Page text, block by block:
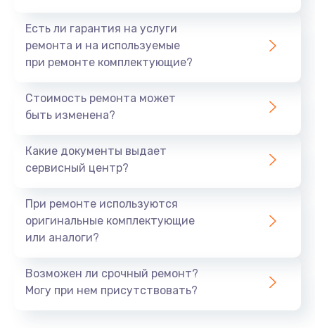
Есть ли гарантия на услуги
ремонта и на используемые
при ремонте комплектующие?
Стоимость ремонта может
быть изменена?
Какие документы выдает
сервисный центр?
При ремонте используются
оригинальные комплектующие
или аналоги?
Возможен ли срочный ремонт?
Могу при нем присутствовать?